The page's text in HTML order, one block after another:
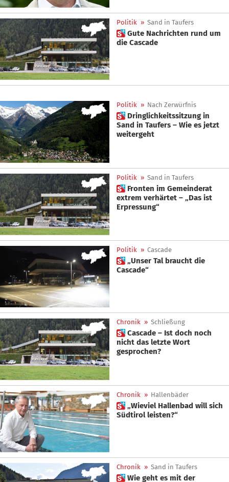
Politik » Sand in Taufers
 Gute Nachrichten rund um
die Cascade
Politik » Nach Zerwürfnis
 Dringlichkeitssitzung in
Sand in Taufers – Wie es jetzt
weitergeht
Politik » Sand in Taufers
 Fronten im Gemeinderat
extrem verhärtet – „Das ist
Erpressung“
Politik » Cascade
 „Unser Tal braucht die
Cascade“
Chronik » Schließung
 Cascade – Ist doch noch
nicht das letzte Wort
gesprochen?
Chronik » Hallenbäder
 „Wieviel Hallenbad will sich
Südtirol leisten?“
Chronik » Sand in Taufers
 Wie geht es mit der